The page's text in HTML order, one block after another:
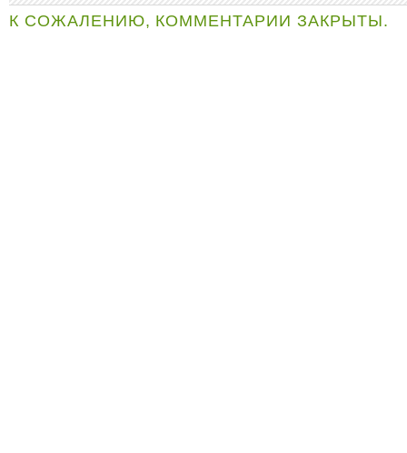
К СОЖАЛЕНИЮ, КОММЕНТАРИИ ЗАКРЫТЫ.